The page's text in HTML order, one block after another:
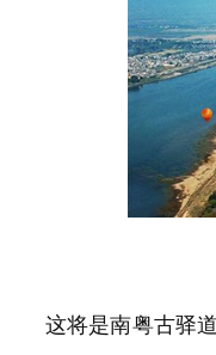
这将是南粤古驿道